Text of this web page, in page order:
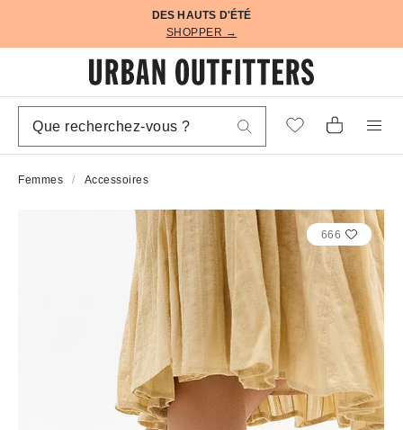
DES HAUTS D'ÉTÉ
SHOPPER →
Femmes Accessoires
666